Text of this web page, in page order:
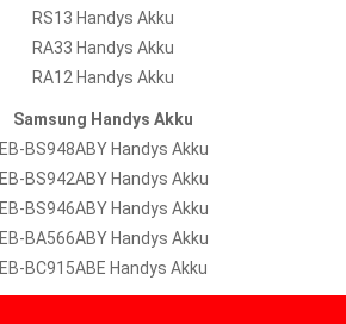
RS13 Handys Akku
RA33 Handys Akku
RA12 Handys Akku
Samsung Handys Akku
EB-BS948ABY Handys Akku
EB-BS942ABY Handys Akku
EB-BS946ABY Handys Akku
EB-BA566ABY Handys Akku
EB-BC915ABE Handys Akku